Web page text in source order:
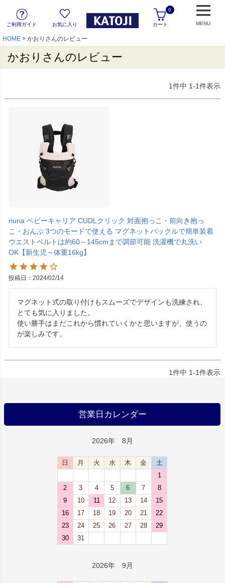
ご利用ガイド お気に入り カート
0
MENU
HOME かおりさんのレビュー
かおりさんのレビュー
1件中 1-1件表示
nuna ベビーキャリア CUDLクリック 対面抱っこ・前向き抱っ
こ・おんぶ 3つのモードで使える マグネットバックルで簡単装着
ウエストベルトは約60～145cmまで調節可能 洗濯機で丸洗い
OK【新生児～体重16kg】
投稿日 2024/02/14
マグネット式の取り付けもスムーズでデザインも洗練され、
とても気に入りました。
使い勝手はまだこれから慣れていくかと思いますが、使うの
が楽しみです。
1件中 1-1件表示
営業日カレンダー
2026年 8月
日 月 火 水 木 金
土
1
2
3 4 5 6 7
8
9
10 11 12 13 14
15
16
17 18 19 20 21
22
23
24 25 26 27 28
29
30
31
2026年 9月